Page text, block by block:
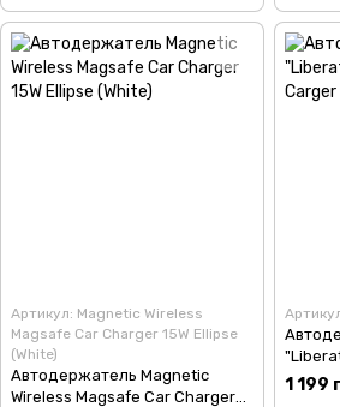
Артикул: Magnetic Wireless
Magsafe Car Charger 15W Ellipse
(White)
Автодержатель Magnetic
Wireless Magsafe Car Charger
Carger
1 199